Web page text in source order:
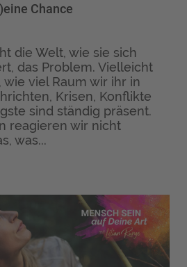
Chance
die Welt, wie sie sich
das Problem. Vielleicht
wie viel Raum wir ihr in
Krisen, Konflikte
sind ständig präsent.
reagieren wir nicht
was...